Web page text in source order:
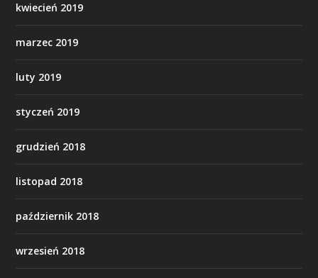
kwiecień 2019
marzec 2019
luty 2019
styczeń 2019
grudzień 2018
listopad 2018
październik 2018
wrzesień 2018